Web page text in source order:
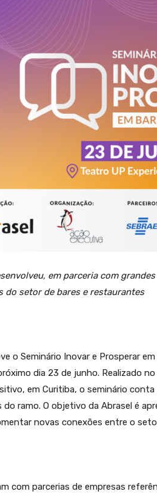
em parceria com
do setor de bares e restaurantes
o Seminário Inovar e Prosperar
dia 23 de junho. Realizado
em Curitiba, o seminário
do ramo. O objetivo da Abrasel é
novas conexões entre o
com parcerias de empresas